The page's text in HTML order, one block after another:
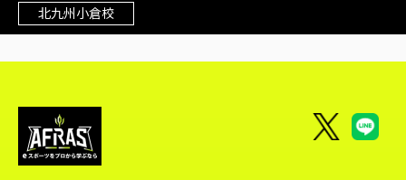
北九州小倉校